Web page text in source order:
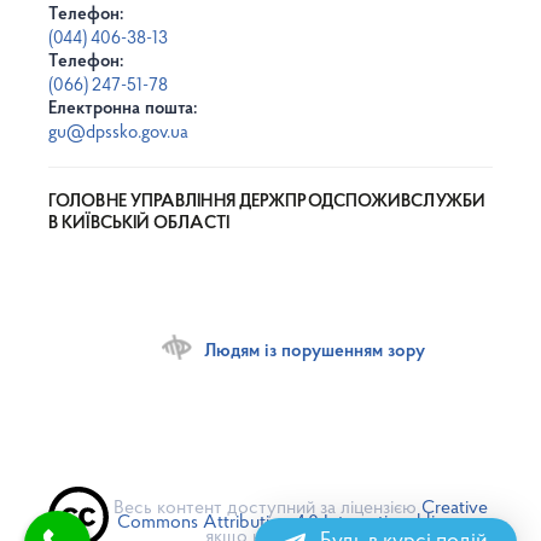
Телефон:
(044) 406-38-13
Телефон:
(066) 247-51-78
Електронна пошта:
gu@dpssko.gov.ua
ГОЛОВНЕ УПРАВЛІННЯ ДЕРЖПРОДСПОЖИВСЛУЖБИ
В КИЇВСЬКІЙ ОБЛАСТІ
Людям із порушенням зору
Весь контент доступний за ліцензією Creative
Commons Attribution 4.0 International license,